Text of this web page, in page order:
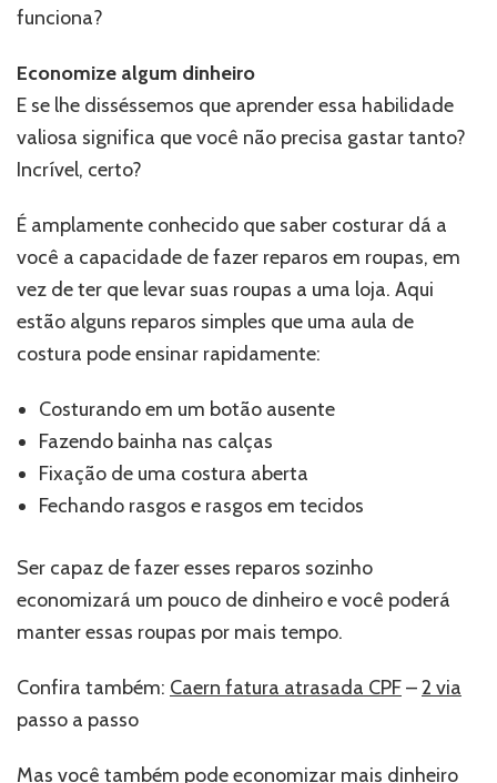
funciona?
Economize algum dinheiro
E se lhe disséssemos que aprender essa habilidade
valiosa significa que você não precisa gastar tanto?
Incrível, certo?
É amplamente conhecido que saber costurar dá a
você a capacidade de fazer reparos em roupas, em
vez de ter que levar suas roupas a uma loja. Aqui
estão alguns reparos simples que uma aula de
costura pode ensinar rapidamente:
Costurando em um botão ausente
Fazendo bainha nas calças
Fixação de uma costura aberta
Fechando rasgos e rasgos em tecidos
Ser capaz de fazer esses reparos sozinho
economizará um pouco de dinheiro e você poderá
manter essas roupas por mais tempo.
Confira também: Caern fatura atrasada CPF–2 via
passo a passo
Mas você também pode economizar mais dinheiro